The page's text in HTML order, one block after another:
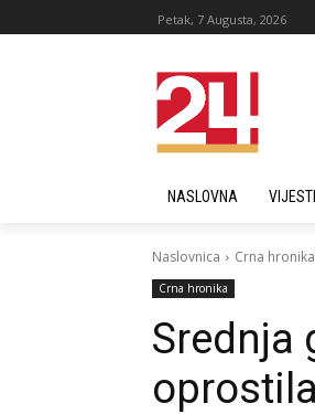
Petak, 7 Augusta, 2026
NASLOVNA VIJESTI
Naslovnica Crna hronika
Crna hronika
Srednja